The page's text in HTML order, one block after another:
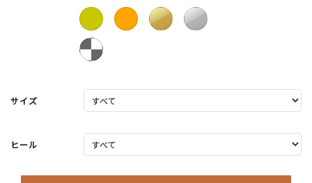
サイズ
ヒール